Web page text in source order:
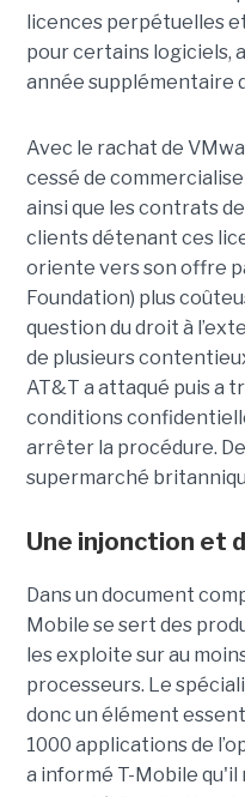
licences perpétuelles
pour certains logiciels,
année supplémentaire
Avec le rachat de
cessé de
ainsi que les contrats
clients détenant ces
oriente vers son offre
Foundation) plus
question du droit à
de plusieurs
AT&T a attaqué puis a
conditions
arrêter la procédure.
supermarché
Une injonction et
Dans un document
Mobile se sert des
les exploite sur au
processeurs. Le
donc un élément
1000 applications de
a informé T-Mobile